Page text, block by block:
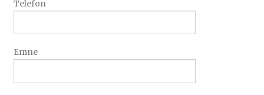
Telefon
Emne